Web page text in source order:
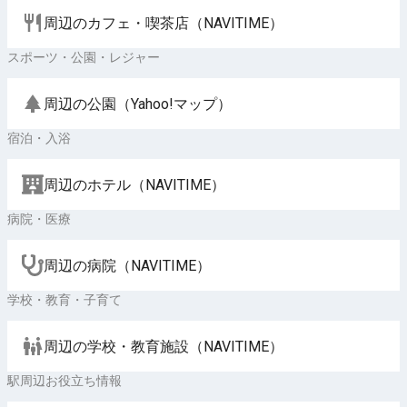
周辺のカフェ・喫茶店（NAVITIME）
スポーツ・公園・レジャー
周辺の公園（Yahoo!マップ）
宿泊・入浴
周辺のホテル（NAVITIME）
病院・医療
周辺の病院（NAVITIME）
学校・教育・子育て
周辺の学校・教育施設（NAVITIME）
駅周辺お役立ち情報